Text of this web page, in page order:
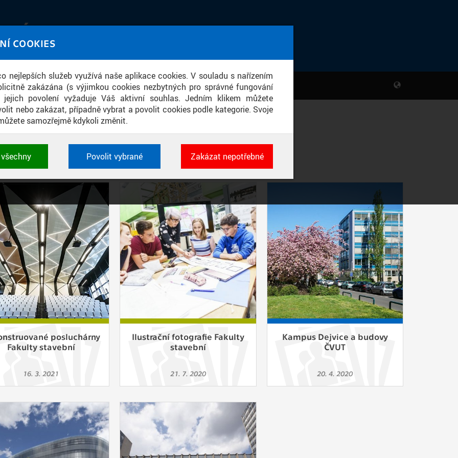
COOKIES
nejlepších služeb využívá naše aplikace cookies. V souladu s nařízením
zakázána (s výjimkou cookies nezbytných pro správné fungování
povolení vyžaduje Váš aktivní souhlas. Jedním klikem můžete
nebo zakázat, případně vybrat a povolit cookies podle kategorie. Svoje
samozřejmě kdykoli změnit.
a identifikátorů relace. Jsou nezbytné pro správné
vždy aktivní.
anonymizovaných statistických údajů, které nám
naše aplikace. Zpravidla jde o cookies systémů třetích
těmto účelům využíváme.
účelem zobrazení správných nabídek a cílení obsahu podle
Zpravidla jde o cookies systémů třetích stran, které nám s
chování pomáhají.
a všechny cookies byly přiřazeny do některé z kategorií
Povolit vybrané Zakázat nepotřebné
obrazem a zvukem
PŘÍSPĚVKY PODLE FILTRU
Aktivní filtry: ŠTÍTEK: BUDOVA FSV
posluchárny
Fakulty stavební
16. 3. 2021
Ilustrační fotografie Fakulty
stavební
21. 7. 2020
Kampus Dejvice a budovy
ČVUT
20. 4. 2020